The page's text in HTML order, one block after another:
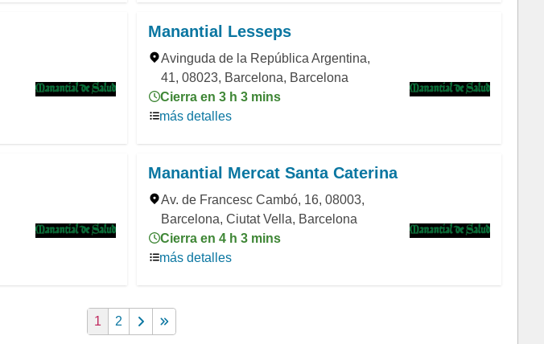
Manantial Lesseps
Avinguda de la República Argentina,
41, 08023, Barcelona, Barcelona
Cierra en 3 h 3 mins
más detalles
Manantial Mercat Santa Caterina
Av. de Francesc Cambó, 16, 08003,
Barcelona, Ciutat Vella, Barcelona
Cierra en 4 h 3 mins
más detalles
1 2